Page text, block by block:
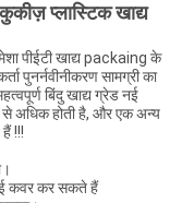
प्लास्टिक खाद्य
पीईटी खाद्य packaing के
पुनर्नवीनीकरण सामग्री का
बिंदु खाद्य ग्रेड नई
से अधिक होती है, और एक अन्य
!!!
कवर कर सकते हैं